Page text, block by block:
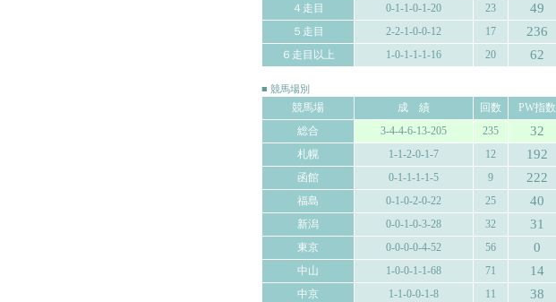
４走目 0-1-1-0-1-20 23 49
５走目 2-2-1-0-0-12 17 236
６走目以上 1-0-1-1-1-16 20 62
■ 競馬場別
競馬場 成 績 回数 PW指数
総合
3-4-4-6-13-205 235 32
札幌 1-1-2-0-1-7 12 192
函館 0-1-1-1-1-5 9 222
福島 0-1-0-2-0-22 25 40
新潟 0-0-1-0-3-28 32 31
東京 0-0-0-0-4-52 56 0
中山 1-0-0-1-1-68 71 14
中京 1-1-0-0-1-8 11 38